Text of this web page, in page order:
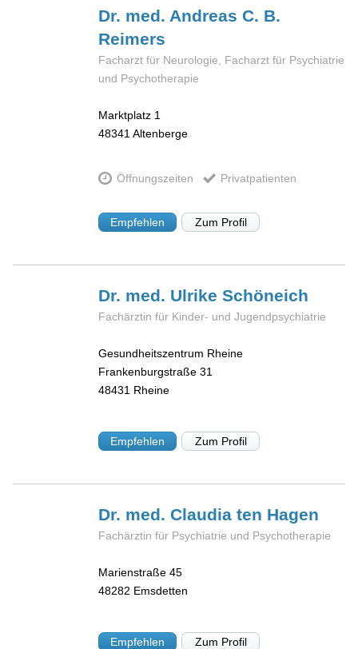
Dr. med. Andreas C. B.
Reimers
Facharzt für Neurologie, Facharzt für Psychiatrie
und Psychotherapie
Marktplatz 1
48341Altenberge
Öffnungszeiten Privatpatienten
Empfehlen Zum Profil
Dr. med. UlrikeSchöneich
Fachärztin für Kinder- und Jugendpsychiatrie
Gesundheitszentrum Rheine
Frankenburgstraße 31
48431 Rheine
Empfehlen Zum Profil
Dr. med. Claudiaten Hagen
Fachärztin für Psychiatrie und Psychotherapie
Marienstraße 45
48282 Emsdetten
Empfehlen Zum Profil